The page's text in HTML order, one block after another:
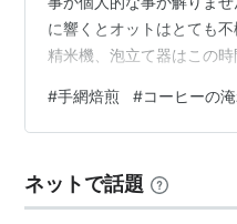
に響くとオットはとても
精米機、泡立て器はこの
置いても使用禁止。 どう
ているのですから無理し
の頃を見計らっておやつ
コーヒーとお菓子。 実は
#手網焙煎 #コーヒーの
ネットで話題